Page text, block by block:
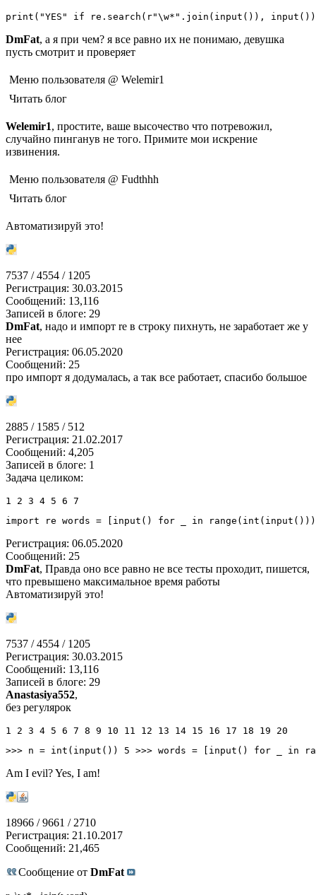
print ( "YES" if re . search ( r"\w*" . join ( input ( ) ) , input ( ) )
DmFat, а я при чем? я все равно их не понимаю, девушка
пусть смотрит и проверяет
Меню пользователя @ Welemir1
Читать блог
Welemir1, простите, ваше высочество что потревожил,
случайно пинганув не того. Примите мои искрение
извинения.
Меню пользователя @ Fudthhh
Читать блог
Автоматизируй это!
7537 / 4554 / 1205
Регистрация: 30.03.2015
Сообщений: 13,116
Записей в блоге: 29
DmFat, надо и импорт re в строку пихнуть, не заработает же у
нее
Регистрация: 06.05.2020
Сообщений: 25
про импорт я додумалась, а так все работает, спасибо большое
2885 / 1585 / 512
Регистрация: 21.02.2017
Сообщений: 4,205
Записей в блоге: 1
Задача целиком:
1 2 3 4 5 6 7
import
re words = [ input ( ) for in range ( int ( input ( ) ) )
Регистрация: 06.05.2020
Сообщений: 25
DmFat, Правда оно все равно не все тесты проходит, пишется,
что превышено максимальное время работы
Автоматизируй это!
7537 / 4554 / 1205
Регистрация: 30.03.2015
Сообщений: 13,116
Записей в блоге: 29
Anastasiya552,
без регулярок
1 2 3 4 5 6 7 8 9 10 11 12 13 14 15 16 17 18 19 20
>>> n = int ( input ( ) ) 5 >>> words = [ input ( ) for in
Am I evil? Yes, I am!
18966 / 9661 / 2710
Регистрация: 21.10.2017
Сообщений: 21,465
Сообщение от DmFat